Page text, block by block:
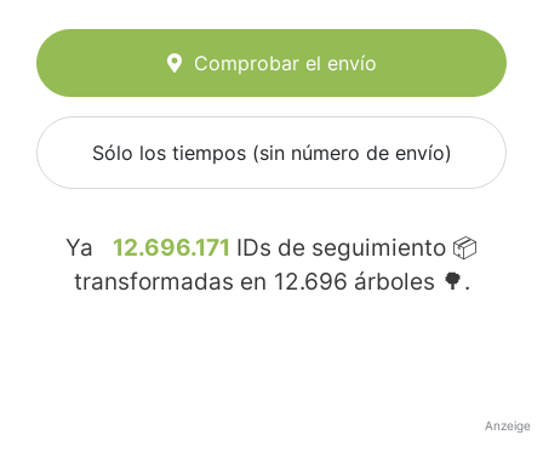
Comprobar el envío
Sólo los tiempos (sin número de envío)
Ya 12.696.171 IDs de seguimiento 📦
transformadas en 12.696 árboles 🌳.
Anzeige